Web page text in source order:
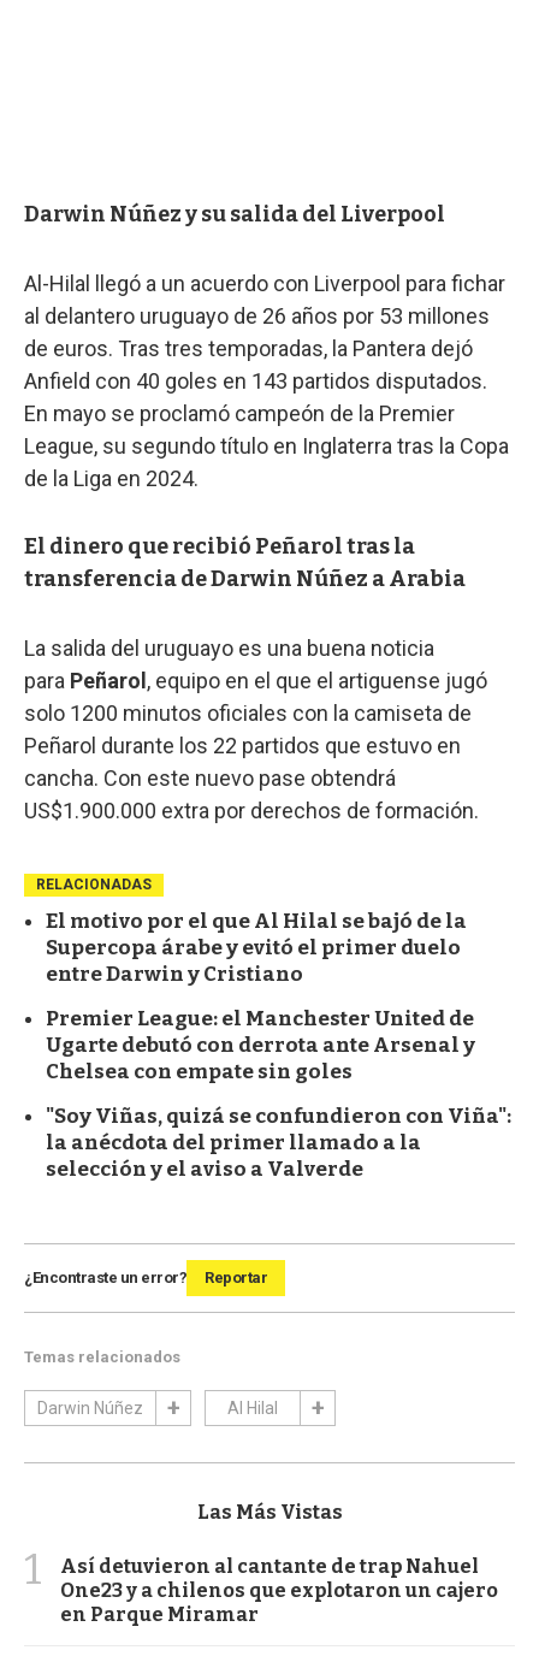
Darwin Núñez y su salida del Liverpool
Al-Hilal llegó a un acuerdo con Liverpool para fichar
al delantero uruguayo de 26 años por 53 millones
de euros. Tras tres temporadas, la Pantera dejó
Anfield con 40 goles en 143 partidos disputados.
En mayo se proclamó campeón de la Premier
League, su segundo título en Inglaterra tras la Copa
de la Liga en 2024.
El dinero que recibió Peñarol tras la
transferencia de Darwin Núñez a Arabia
La salida del uruguayo es una buena noticia
para Peñarol , equipo en el que el artiguense jugó
solo 1200 minutos oficiales con la camiseta de
Peñarol durante los 22 partidos que estuvo en
cancha. Con este nuevo pase obtendrá
US$1.900.000 extra por derechos de formación.
RELACIONADAS
El motivo por el que Al Hilal se bajó de la
Supercopa árabe y evitó el primer duelo
entre Darwin y Cristiano
Premier League: el Manchester United de
Ugarte debutó con derrota ante Arsenal y
Chelsea con empate sin goles
"Soy Viñas, quizá se confundieron con Viña":
la anécdota del primer llamado a la
selección y el aviso a Valverde
¿Encontraste un error? Reportar
Temas relacionados
Darwin Núñez Al Hilal
Las Más Vistas
1
Así detuvieron al cantante de trap Nahuel
One23 y a chilenos que explotaron un cajero
en Parque Miramar